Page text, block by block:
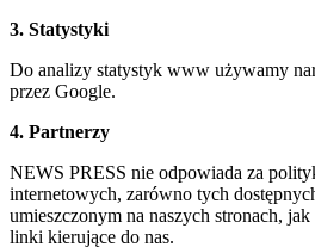
3. Statystyki
Do analizy statystyk www używamy
przez Google.
4. Partnerzy
NEWS PRESS nie odpowiada za
internetowych, zarówno tych
umieszczonym na naszych stronach,
linki kierujące do nas.